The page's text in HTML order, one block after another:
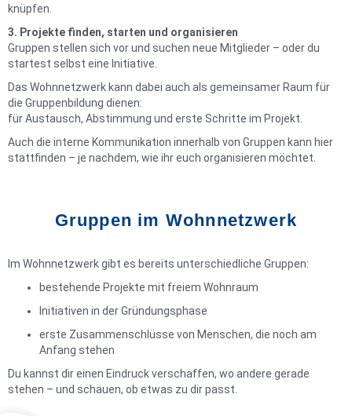
knüpfen.
3. Projekte finden, starten und organisieren
Gruppen stellen sich vor und suchen neue Mitglieder – oder du
startest selbst eine Initiative.
Das Wohnnetzwerk kann dabei auch als gemeinsamer Raum für
die Gruppenbildung dienen:
für Austausch, Abstimmung und erste Schritte im Projekt.
Auch die interne Kommunikation innerhalb von Gruppen kann hier
stattfinden – je nachdem, wie ihr euch organisieren möchtet.
Gruppen im Wohnnetzwerk
Im Wohnnetzwerk gibt es bereits unterschiedliche Gruppen:
bestehende Projekte mit freiem Wohnraum
Initiativen in der Gründungsphase
erste Zusammenschlüsse von Menschen, die noch am
Anfang stehen
Du kannst dir einen Eindruck verschaffen, wo andere gerade
stehen – und schauen, ob etwas zu dir passt.